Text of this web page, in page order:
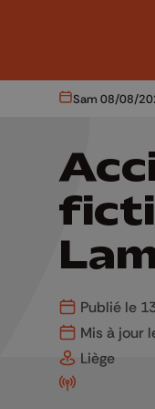
Aujourd'hui
Sam 08/08/
Publié le
Mis à jour
Liège